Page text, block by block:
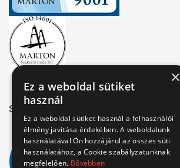
Széchenyi 2020
×
Ez a weboldal sütiket
használ
Ez a weboldal sütiket használ a felhasználói
élmény javítása érdekében. A weboldalunk
használatával Ön hozzájárul az összes süti
használatához, a Cookie szabályzatunknak
megfelelően. Bővebben